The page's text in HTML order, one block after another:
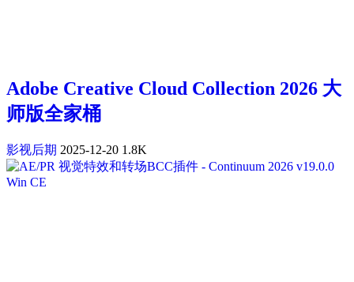
Adobe Creative Cloud Collection 2026 大
师版全家桶
影视后期 2025-12-20 1.8K